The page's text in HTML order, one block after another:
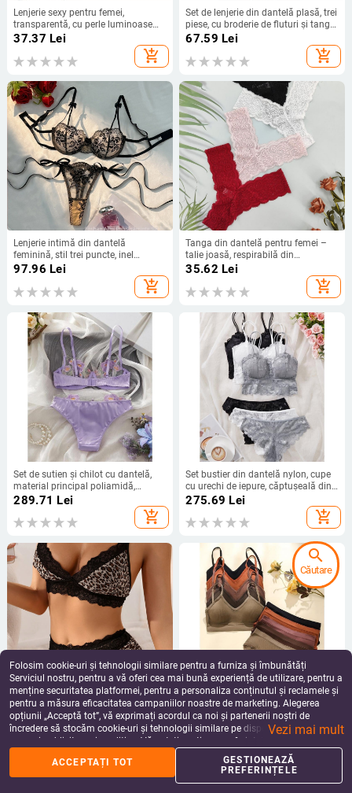
Lenjerie sexy pentru femei,
transparentă, cu perle luminoase
pentru masaj, model thong
37.37 Lei
add_shopping_cart
Set de lenjerie din dantelă plasă, trei
piese, cu broderie de fluturi și tanga;
poliester 95–100% (vară 2024)
67.59 Lei
add_shopping_cart
Lenjerie intimă din dantelă
feminină, stil trei puncte, inel
metalic, 95–100% poliester, rol: joc
97.96 Lei
add_shopping_cart
Tanga din dantelă pentru femei –
talie joasă, respirabilă din
poliamidă, căptușeală tricotată
35.62 Lei
add_shopping_cart
Set de sutien și chilot cu dantelă,
material principal poliamidă,
căptușeală din bumbac, cupe cu
urechi de iepure, funcție strângere,
stil tradițional și sexy
289.71 Lei
add_shopping_cart
Set bustier din dantelă nylon, cupe
cu urechi de iepure, căptușeală din
bumbac, Push-up, stil tradițional
275.69 Lei
add_shopping_cart
Set de lenjerie din plasă, 90-95%
poliester, pentru femei, lansare
primăvara 2024
76.28Lei
add_shopping_cart
Set de sutien cu dantelă din nailon,
căptușeală din bumbac, cupă cu
urechi de iepure, fără cupă
modelată, funcție de strângere
295.78Lei
add_shopping_cart
Folosim cookie-uri și tehnologii similare pentru a furniza și îmbunătăți
Serviciul nostru, pentru a vă oferi cea mai bună experiență de utilizare, pentru a
menține securitatea platformei, pentru a personaliza conținutul și reclamele și
pentru a măsura eficacitatea campaniilor noastre de marketing. Alegerea
opțiunii „Acceptă tot”, vă exprimați acordul ca noi și partenerii noștri de
încredere să stocăm cookie-uri și tehnologii similare pe dispozitivul dvs. în
scopuri publicitare și analitice. Vă puteți gestiona preferințele în orice moment
făcând clic pe „Gestionează preferințele”. Pentru mai multe informații, vă
rugăm să consultațiPolitica noastră de confidențialitate.
Vezi mai mult
ACCEPTAȚI TOT
GESTIONEAZĂ
PREFERINȚELE
search
Căutare